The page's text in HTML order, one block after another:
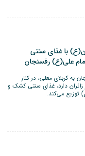
با غذای سنتی
علی(ع) رفسنجان
به کربلای معلی، در کنار
زائران دارد، غذای سنتی کشک و
توزیع می‌کند.